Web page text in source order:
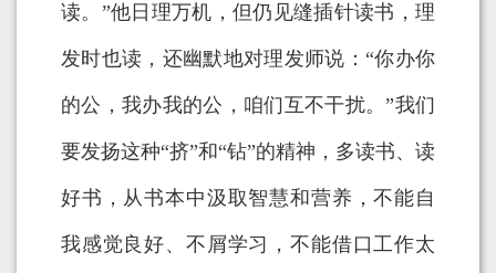
读。”他日理万机，但仍见缝插针读书，理
发时也读，还幽默地对理发师说：“你办你
的公，我办我的公，咱们互不干扰。”我们
要发扬这种“挤”和“钻”的精神，多读书、读
好书，从书本中汲取智慧和营养，不能自
我感觉良好、不屑学习，不能借口工作太